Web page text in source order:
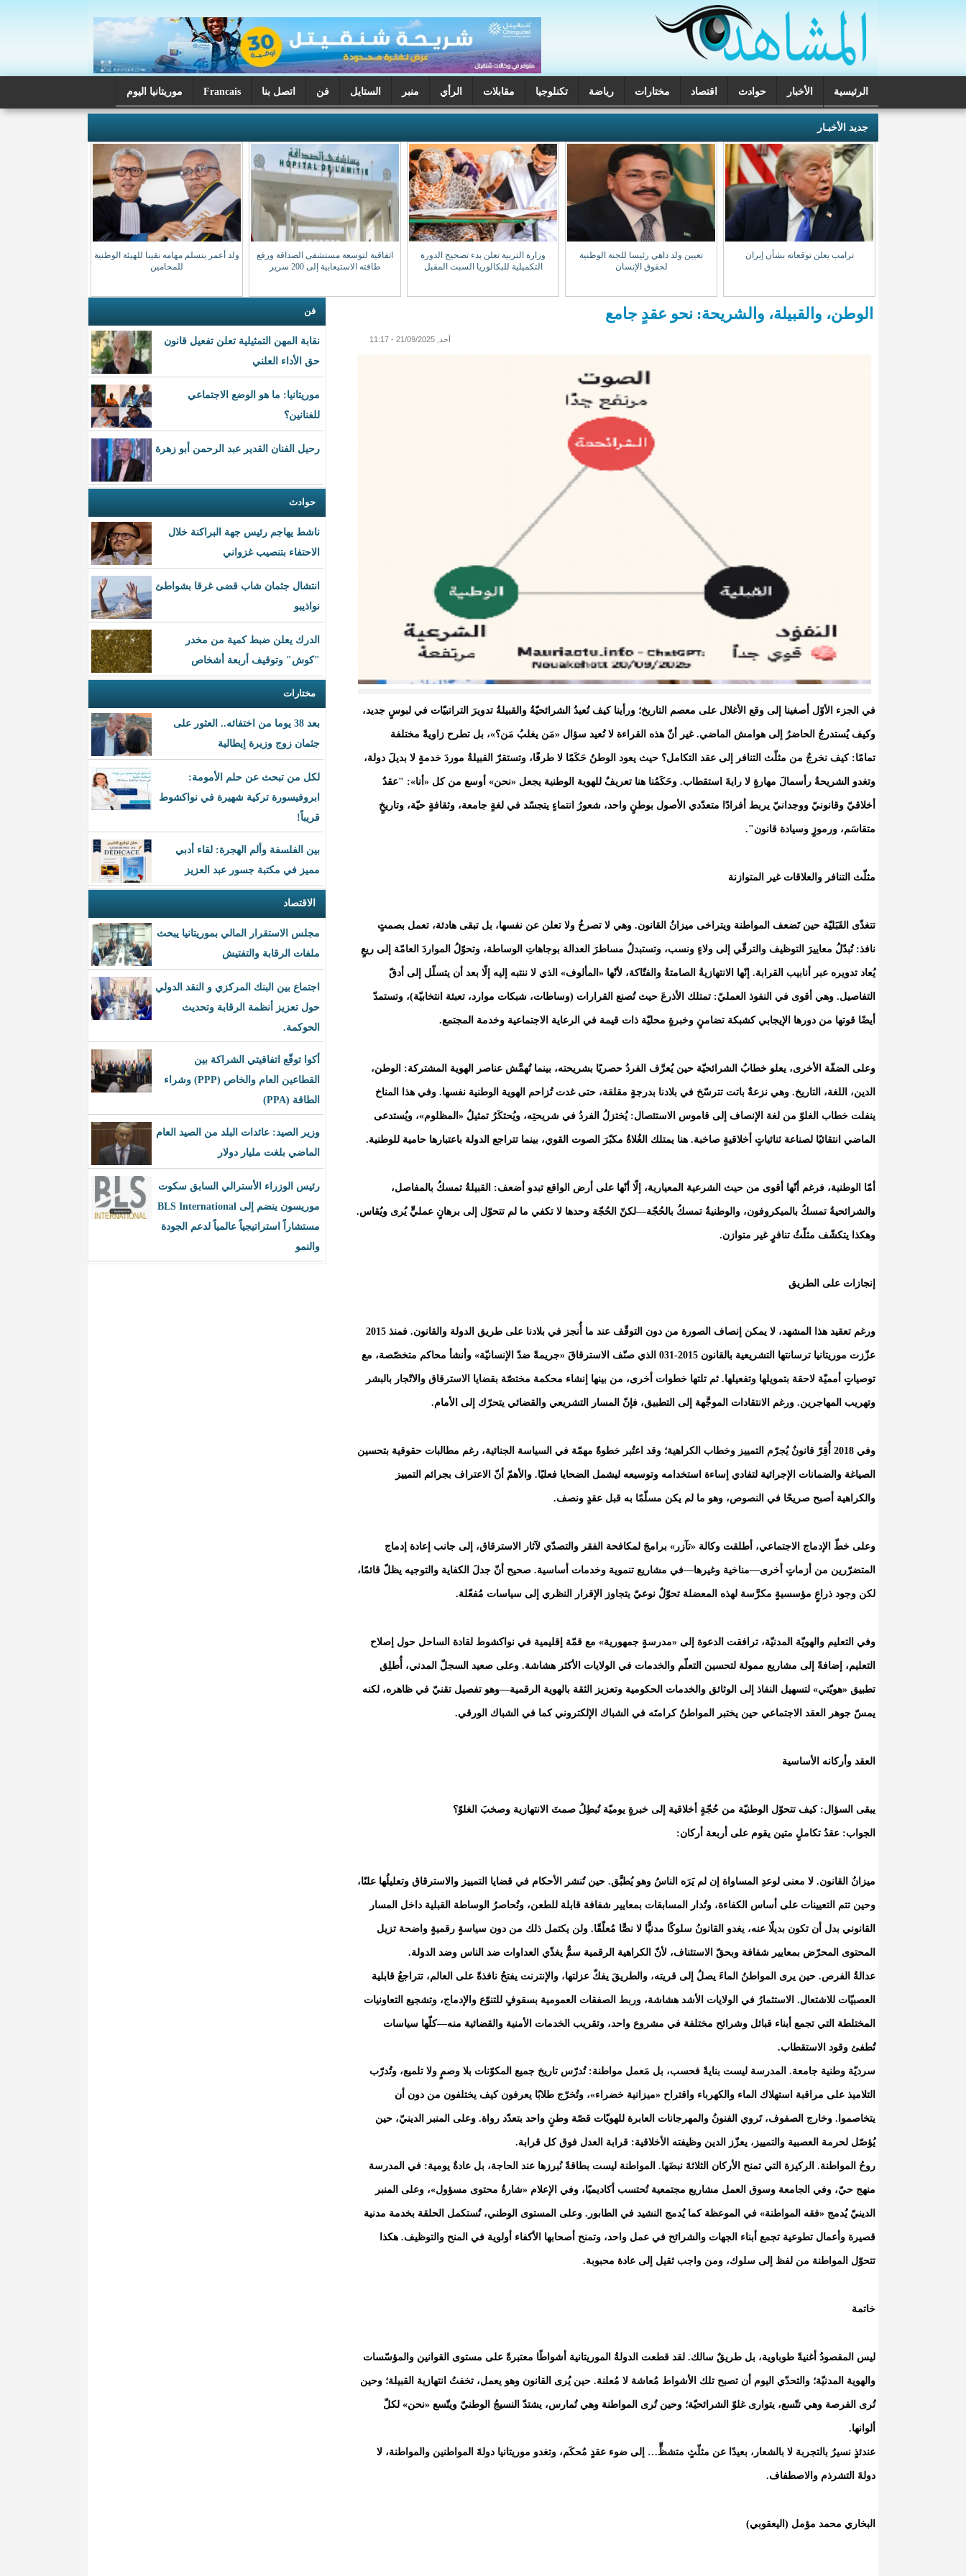
الرئيسية الأخبار حوادث اقتصاد مختارات رياضة تكنلوجيا مقابلات الرأي منبر الستايل فن اتصل بنا Francais موريتانيا اليوم
تحقيقات
جديد الأخبـار
ترامب يعلن توقعاته بشأن إيران
تعيين ولد داهي رئيسا للجنة الوطنية
لحقوق الإنسان
وزارة التربية تعلن بدء تصحيح الدورة
التكميلية للبكالوريا السبت المقبل
اتفاقية لتوسعة مستشفى الصداقة ورفع
طاقته الاستيعابية إلى 200 سرير
ولد أعمر يتسلم مهامه نقيبا للهيئة الوطنية
للمحامين
فن
نقابة المهن التمثيلية تعلن تفعيل قانون
حق الأداء العلني
موريتانيا: ما هو الوضع الاجتماعي
للفنانين؟
رحيل الفنان القدير عبد الرحمن أبو زهرة
حوادث
ناشط يهاجم رئيس جهة البراكنة خلال
الاحتفاء بتنصيب غزواني
انتشال جثمان شاب قضى غرقا بشواطئ
نواذيبو
الدرك يعلن ضبط كمية من مخدر
"كوش" وتوقيف أربعة أشخاص
مختارات
بعد 38 يوما من اختفائه.. العثور على
جثمان زوج وزيرة إيطالية
لكل من تبحث عن حلم الأمومة:
ابروفيسورة تركية شهيرة في نواكشوط
قريباً!
بين الفلسفة وألم الهجرة: لقاء أدبي
مميز في مكتبة جسور عبد العزيز
الاقتصاد
مجلس الاستقرار المالي بموريتانيا يبحث
ملفات الرقابة والتفتيش
اجتماع بين البنك المركزي و النقد الدولي
حول تعزيز أنظمة الرقابة وتحديث
الحوكمة.
أكوا توقّع اتفاقيتي الشراكة بين
القطاعين العام والخاص (PPP) وشراء
الطاقة (PPA)
وزير الصيد: عائدات البلد من الصيد العام
الماضي بلغت مليار دولار
رئيس الوزراء الأسترالي السابق سكوت
موريسون ينضم إلى BLS International
مستشاراً استراتيجياً عالمياً لدعم الجودة
والنمو
الوطن، والقبيلة، والشريحة: نحو عقدٍ جامع
أحد, 21/09/2025 - 11:17
في الجزء الأوّل أصغينا إلى وقع الأغلال على معصم التاريخ؛ ورأينا كيف تُعيدُ الشرائحيّةُ والقبيلةُ تدويرَ التراتبيّات في لبوسٍ جديد،
وكيف يُستدرجُ الحاضرُ إلى هوامش الماضي. غير أنّ هذه القراءة لا تُعيد سؤال «مَن يغلبُ مَن؟»، بل تطرح زاويةً مختلفة
تمامًا: كيف نخرجُ من مثلّث التنافر إلى عقد التكامل؟ حيث يعود الوطنُ حَكَمًا لا طرفًا، وتستقرّ القبيلةُ موردَ خدمةٍ لا بديلَ دولة،
وتغدو الشريحةُ رأسمالَ مهارةٍ لا رايةَ استقطاب. وحَكَمُنا هنا تعريفٌ للهوية الوطنية يجعل «نحن» أوسع من كل «أنا»: "عقدٌ
أخلاقيّ وقانونيّ ووجدانيّ يربط أفرادًا متعدّدي الأصول بوطنٍ واحد، شعورُ انتماءٍ يتجسّد في لغةٍ جامعة، وثقافةٍ حيّة، وتاريخٍ
متقاسَم، ورموزٍ وسيادة قانون".
مثلّث التنافر والعلاقات غير المتوازنة
تتغذّى القَبَليّة حين تَضعف المواطنة ويتراخى ميزانُ القانون. وهي لا تصرخُ ولا تعلن عن نفسها، بل تبقى هادئة، تعمل بصمتٍ
نافذ: تُبدّلُ معاييرَ التوظيف والترقّي إلى ولاءٍ ونسب، وتستبدلُ مساطرَ العدالة بوجاهاتِ الوساطة، وتحوّلُ المواردَ العامّة إلى ريعٍ
يُعاد تدويره عبر أنابيب القرابة. إنّها الانتهازيةُ الصامتةُ والفتّاكة، لأنّها «المألوف» الذي لا ننتبه إليه إلّا بعد أن يتسلّل إلى أدقّ
التفاصيل. وهي أقوى في النفوذ العمليّ: تمتلك الأذرعَ حيث تُصنع القرارات (وساطات، شبكات موارد، تعبئة انتخابيّة)، وتستمدّ
أيضًا قوتها من دورها الإيجابي كشبكة تضامنٍ وخبرةٍ محليّة ذات قيمة في الرعاية الاجتماعية وخدمة المجتمع.
وعلى الضفّة الأخرى، يعلو خطابُ الشرائحيّة حين يُعرَّف الفردُ حصريًا بشريحته، بينما تُهمَّش عناصر الهوية المشتركة: الوطن،
الدين، اللغة، التاريخ. وهي نزعةٌ باتت تترسّخ في بلادنا بدرجةٍ مقلقة، حتى غدت تُزاحم الهوية الوطنية نفسها. وفي هذا المناخ
ينفلت خطاب الغلوّ من لغة الإنصاف إلى قاموس الاستئصال: يُختزلُ الفردُ في شريحتِه، ويُحتكَرُ تمثيلُ «المظلوم»، ويُستدعى
الماضي انتقائيًا لصناعة ثنائياتٍ أخلاقيةٍ صاخبة. هنا يمتلك الغُلاةُ مكبّرَ الصوت القوي، بينما تتراجع الدولة باعتبارها حامية للوطنية.
أمّا الوطنية، فرغم أنّها أقوى من حيث الشرعية المعيارية، إلّا أنّها على أرض الواقع تبدو أضعف: القبيلةُ تمسكُ بالمفاصل،
والشرائحيةُ تمسكُ بالميكروفون، والوطنيةُ تمسكُ بالحُجّة—لكنّ الحُجّة وحدها لا تكفي ما لم تتحوّل إلى برهانٍ عمليٍّ يُرى ويُقاس.
وهكذا يتكشّف مثلّثُ تنافرٍ غير متوازن.
إنجازات على الطريق
ورغم تعقيد هذا المشهد، لا يمكن إنصاف الصورة من دون التوقّف عند ما أُنجز في بلادنا على طريق الدولة والقانون. فمنذ 2015
عزّزت موريتانيا ترسانتها التشريعية بالقانون 2015-031 الذي صنّف الاسترقاقَ «جريمةً ضدّ الإنسانيّة» وأنشأ محاكم متخصّصة، مع
توصياتٍ أمميّة لاحقة بتمويلها وتفعيلها. ثم تلتها خطوات أخرى، من بينها إنشاء محكمة مختصّة بقضايا الاسترقاق والاتّجار بالبشر
وتهريب المهاجرين. ورغم الانتقادات الموجَّهة إلى التطبيق، فإنّ المسار التشريعي والقضائي يتحرّك إلى الأمام.
وفي 2018 أُقِرّ قانونٌ يُجرّم التمييز وخطاب الكراهية؛ وقد اعتُبر خطوةً مهمّة في السياسة الجنائية، رغم مطالبات حقوقية بتحسين
الصياغة والضمانات الإجرائية لتفادي إساءة استخدامه وتوسيعه ليشمل الضحايا فعليًا. والأهمّ أنّ الاعتراف بجرائم التمييز
والكراهية أصبح صريحًا في النصوص، وهو ما لم يكن مسلّمًا به قبل عقدٍ ونصف.
وعلى خطّ الإدماج الاجتماعي، أطلقت وكالة «تآزر» برامجَ لمكافحة الفقر والتصدّي لآثار الاسترقاق، إلى جانب إعادة إدماج
المتضرّرين من أزماتٍ أخرى—مناخية وغيرها—في مشاريع تنموية وخدمات أساسية. صحيح أنّ جدلَ الكفاية والتوجيه يظلّ قائمًا،
لكن وجود ذراعٍ مؤسسيةٍ مكرَّسة لهذه المعضلة تحوّلٌ نوعيّ يتجاوز الإقرار النظري إلى سياسات مُفعّلة.
وفي التعليم والهويّة المدنيّة، ترافقت الدعوة إلى «مدرسةٍ جمهورية» مع قمّة إقليمية في نواكشوط لقادة الساحل حول إصلاح
التعليم، إضافةً إلى مشاريع ممولة لتحسين التعلّم والخدمات في الولايات الأكثر هشاشة. وعلى صعيد السجلّ المدني، أُطلِق
تطبيق «هويّتي» لتسهيل النفاذ إلى الوثائق والخدمات الحكومية وتعزيز الثقة بالهوية الرقمية—وهو تفصيل تقنيّ في ظاهره، لكنه
يمسّ جوهر العقد الاجتماعي حين يختبر المواطنُ كرامتَه في الشباك الإلكتروني كما في الشباك الورقي.
العقد وأركانه الأساسية
يبقى السؤال: كيف تتحوّل الوطنيّة من حُجّةٍ أخلاقية إلى خبرةٍ يوميّة تُبطِلُ صمتَ الانتهازية وصخبَ الغلوّ؟
الجواب: عقدُ تكاملٍ متين يقوم على أربعة أركان:
ميزانُ القانون. لا معنى لوعدِ المساواة إن لم يَرَه الناسُ وهو يُطبَّق. حين تُنشر الأحكام في قضايا التمييز والاسترقاق وتعليلُها علنًا،
وحين تتم التعيينات على أساس الكفاءة، وتُدار المسابقات بمعايير شفافة قابلة للطعن، وتُحاصرُ الوساطة القبلية داخل المسار
القانوني بدل أن تكون بديلًا عنه، يغدو القانونُ سلوكًا مدنيًّا لا نصًّا مُعلّقًا. ولن يكتمل ذلك من دون سياسةٍ رقميةٍ واضحة تزيل
المحتوى المحرّض بمعايير شفافة وبحقّ الاستئناف، لأنّ الكراهية الرقمية سمٌّ يغذّي العداوات ضد الناس وضد الدولة.
عدالةُ الفرص. حين يرى المواطنُ الماءَ يصلُ إلى قريته، والطريقَ يفكّ عزلتها، والإنترنت يفتحُ نافذةً على العالم، تتراجعُ قابلية
العصبيّات للاشتعال. الاستثمارُ في الولايات الأشد هشاشة، وربط الصفقات العمومية بسقوفٍ للتنوّع والإدماج، وتشجيع التعاونيات
المختلطة التي تجمع أبناء قبائل وشرائح مختلفة في مشروع واحد، وتقريب الخدمات الأمنية والقضائية منه—كلّها سياسات
تُطفئ وقود الاستقطاب.
سرديّة وطنية جامعة. المدرسة ليست بنايةً فحسب، بل مَعمل مواطنة: تُدرّس تاريخ جميع المكوّنات بلا وصمٍ ولا تلميع، وتُدرّب
التلاميذ على مراقبة استهلاك الماء والكهرباء واقتراح «ميزانية خضراء»، وتُخرّج طلابًا يعرفون كيف يختلفون من دون أن
يتخاصموا. وخارج الصفوف، تَروي الفنونُ والمهرجانات العابرة للهويّات قصّة وطنٍ واحد بتعدّد رواة. وعلى المنبر الدينيّ، حين
يُؤصّل لحرمة العصبية والتمييز، يعزّز الدين وظيفته الأخلاقية: قرابة العدل فوق كل قرابة.
روحُ المواطنة. الركيزة التي تمنح الأركان الثلاثةَ نبضَها. المواطنة ليست بطاقةً نُبرزها عند الحاجة، بل عادةٌ يومية: في المدرسة
منهج حيّ، وفي الجامعة وسوق العمل مشاريع مجتمعية تُحتسب أكاديميًا، وفي الإعلام «شارةُ محتوى مسؤول»، وعلى المنبر
الدينيّ يُدمج «فقه المواطنة» في الموعظة كما يُدمج النشيد في الطابور. وعلى المستوى الوطني، تُستكمل الحلقة بخدمة مدنية
قصيرة وأعمال تطوعية تجمع أبناء الجهات والشرائح في عمل واحد، وتمنح أصحابها الأكفاء أولوية في المنح والتوظيف. هكذا
تتحوّل المواطنة من لفظ إلى سلوك، ومن واجب ثقيل إلى عادة محبوبة.
خاتمة
ليس المقصودُ أغنيةً طوباوية، بل طريقٌ سالك. لقد قطعت الدولةُ الموريتانية أشواطًا معتبرةً على مستوى القوانين والمؤسّسات
والهوية المدنيّة؛ والتحدّي اليوم أن تصبح تلك الأشواط مُعاشة لا مُعلنة. حين يُرى القانون وهو يعمل، تخفتُ انتهازية القبيلة؛ وحين
تُرى الفرصة وهي تتّسع، يتوارى غلوّ الشرائحيّة؛ وحين تُرى المواطنة وهي تُمارس، يشتدّ النسيجُ الوطنيّ ويتّسع «نحن» لكلّ
ألوانها.
عندئذٍ نسيرُ بالتجربة لا بالشعار، بعيدًا عن مثلّثٍ متشظٍّ… إلى ضوء عقدٍ مُحكَم، وتغدو موريتانيا دولةَ المواطنين والمواطنة، لا
دولةَ التشرذم والاصطفاف.
البخاري محمد مؤمل (اليعقوبي)